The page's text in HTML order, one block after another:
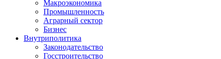
Макроэкономика
Промышленность
Аграрный сектор
Бизнес
Внутриполитика
Законодательство
Госстроительство